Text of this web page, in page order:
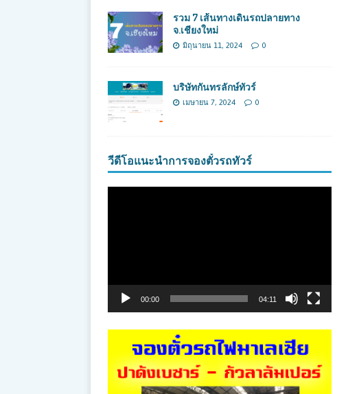
รวม 7 เส้นทางเดินรถปลายทาง
จ.เชียงใหม่
มิถุนายน 11, 2024 0
บริษัทกันทรลักษ์ทัวร์
เมษายน 7, 2024 0
วีดีโอแนะนำการจองตั๋วรถทัวร์
00:00 04:11